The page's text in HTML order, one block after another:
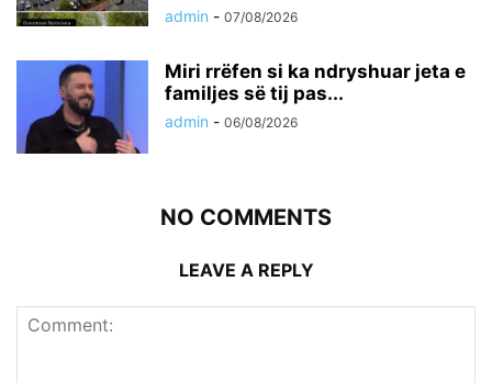
admin - 07/08/2026
Miri rrëfen si ka ndryshuar jeta e
familjes së tij pas...
admin - 06/08/2026
NO COMMENTS
LEAVE A REPLY